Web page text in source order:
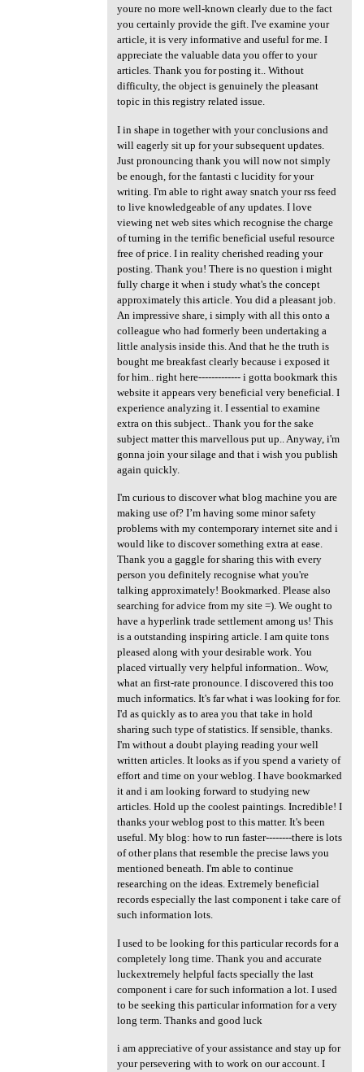
youre no more well-known clearly due to the fact
you certainly provide the gift. I've examine your
article, it is very informative and useful for me. I
appreciate the valuable data you offer to your
articles. Thank you for posting it.. Without
difficulty, the object is genuinely the pleasant
topic in this registry related issue.
I in shape in together with your conclusions and
will eagerly sit up for your subsequent updates.
Just pronouncing thank you will now not simply
be enough, for the fantasti c lucidity for your
writing. I'm able to right away snatch your rss feed
to live knowledgeable of any updates. I love
viewing net web sites which recognise the charge
of turning in the terrific beneficial useful resource
free of price. I in reality cherished reading your
posting. Thank you! There is no question i might
fully charge it when i study what's the concept
approximately this article. You did a pleasant job.
An impressive share, i simply with all this onto a
colleague who had formerly been undertaking a
little analysis inside this. And that he the truth is
bought me breakfast clearly because i exposed it
for him.. right here------------- i gotta bookmark this
website it appears very beneficial very beneficial. I
experience analyzing it. I essential to examine
extra on this subject.. Thank you for the sake
subject matter this marvellous put up.. Anyway, i'm
gonna join your silage and that i wish you publish
again quickly.
I'm curious to discover what blog machine you are
making use of? I’m having some minor safety
problems with my contemporary internet site and i
would like to discover something extra at ease.
Thank you a gaggle for sharing this with every
person you definitely recognise what you're
talking approximately! Bookmarked. Please also
searching for advice from my site =). We ought to
have a hyperlink trade settlement among us! This
is a outstanding inspiring article. I am quite tons
pleased along with your desirable work. You
placed virtually very helpful information.. Wow,
what an first-rate pronounce. I discovered this too
much informatics. It's far what i was looking for for.
I'd as quickly as to area you that take in hold
sharing such type of statistics. If sensible, thanks.
I'm without a doubt playing reading your well
written articles. It looks as if you spend a variety of
effort and time on your weblog. I have bookmarked
it and i am looking forward to studying new
articles. Hold up the coolest paintings. Incredible! I
thanks your weblog post to this matter. It's been
useful. My blog: how to run faster--------there is lots
of other plans that resemble the precise laws you
mentioned beneath. I'm able to continue
researching on the ideas. Extremely beneficial
records especially the last component i take care of
such information lots.
I used to be looking for this particular records for a
completely long time. Thank you and accurate
luckextremely helpful facts specially the last
component i care for such information a lot. I used
to be seeking this particular information for a very
long term. Thanks and good luck
i am appreciative of your assistance and stay up for
your persevering with to work on our account. I